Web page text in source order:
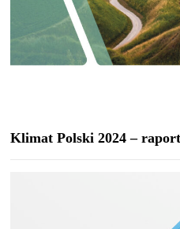
Klimat Polski 2024 –